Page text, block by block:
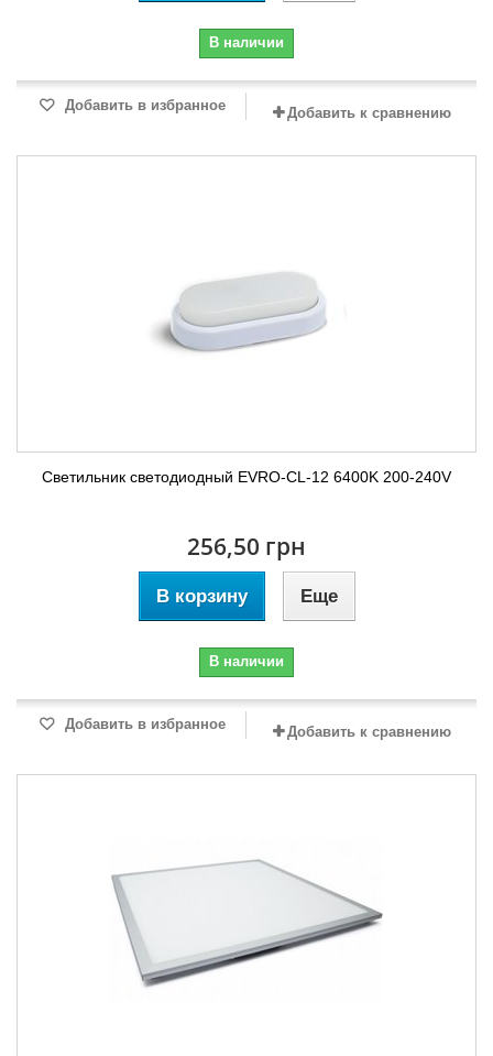
В наличии
Добавить в избранное Добавить к сравнению
Светильник светодиодный EVRO-CL-12 6400K 200-240V
256,50 грн
В корзину Еще
В наличии
Добавить в избранное Добавить к сравнению